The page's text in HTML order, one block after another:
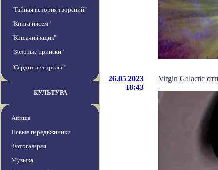
"Тайная история творений"
"Книга писем"
"Кошачий ящик"
"Золотые прииски"
"Сердитые стрелы"
КУЛЬТУРА
Афиша
Новые передвжиники
Фотогалерея
Музыка
26.05.2023
18:43
Virgin Galactic